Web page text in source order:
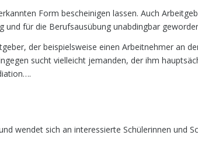
Form bescheinigen lassen. Auch
und für die Berufsausübung unabdingbar
der beispielsweise einen Arbeitnehmer an
sucht vielleicht jemanden, der ihm
wendet sich an interessierte Schülerinnen und